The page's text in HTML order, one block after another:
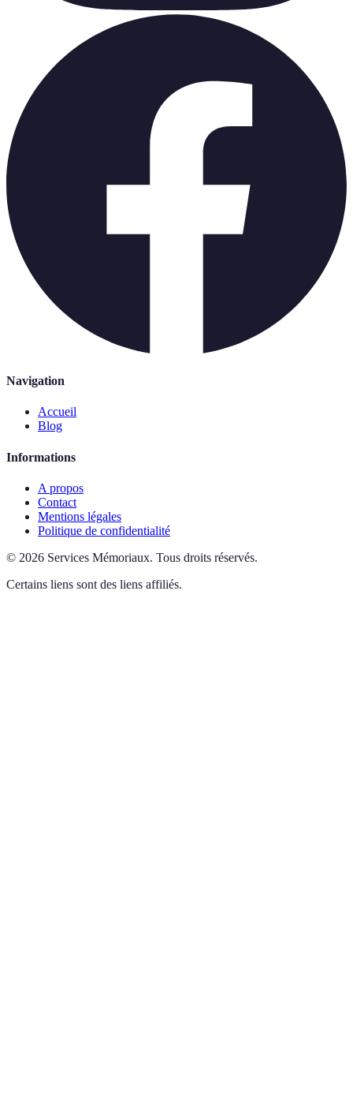
Navigation
Accueil
Blog
Informations
A propos
Contact
Mentions légales
Politique de confidentialité
© 2026 Services Mémoriaux. Tous droits réservés.
Certains liens sont des liens affiliés.